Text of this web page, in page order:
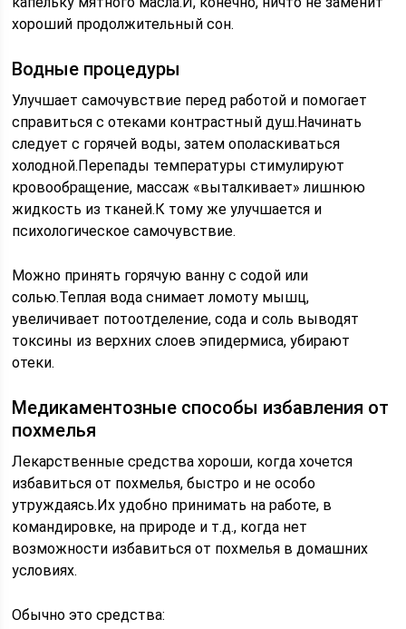
хороший продолжительный сон.
Водные процедуры
Улучшает самочувствие перед работой и помогает
справиться с отеками контрастный душ.Начинать
следует с горячей воды, затем ополаскиваться
холодной.Перепады температуры стимулируют
кровообращение, массаж «выталкивает» лишнюю
жидкость из тканей.К тому же улучшается и
психологическое самочувствие.
Можно принять горячую ванну с содой или
солью.Теплая вода снимает ломоту мышц,
увеличивает потоотделение, сода и соль выводят
токсины из верхних слоев эпидермиса, убирают
отеки.
Медикаментозные способы избавления от
похмелья
Лекарственные средства хороши, когда хочется
избавиться от похмелья, быстро и не особо
утруждаясь.Их удобно принимать на работе, в
командировке, на природе и т.д., когда нет
возможности избавиться от похмелья в домашних
условиях.
Обычно это средства: